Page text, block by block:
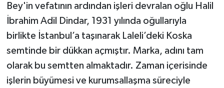
Bey'in vefatının ardından işleri devralan oğlu Halil
İbrahim Adil Dindar, 1931 yılında oğullarıyla
birlikte İstanbul’a taşınarak Laleli’deki Koska
semtinde bir dükkan açmıştır. Marka, adını tam
olarak bu semtten almaktadır. Zaman içerisinde
işlerin büyümesi ve kurumsallaşma süreciyle